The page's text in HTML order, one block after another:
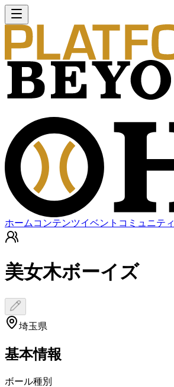
ホーム コンテンツイベント コミュニティ
美女木ボーイズ
埼玉県
基本情報
ボール種別